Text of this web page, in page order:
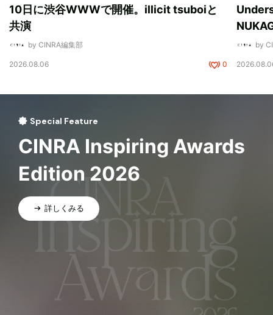
10日に渋谷WWWで開催。illicit tsuboiと
共演
by CINRA編集部
2026.08.06 0
by
Special Feature
CINRA Inspiring Awards
Edition 2026
詳しくみる